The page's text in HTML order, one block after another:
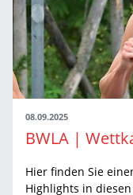
08.09.2025
BWLA |
Hier finden Sie
Highlights in